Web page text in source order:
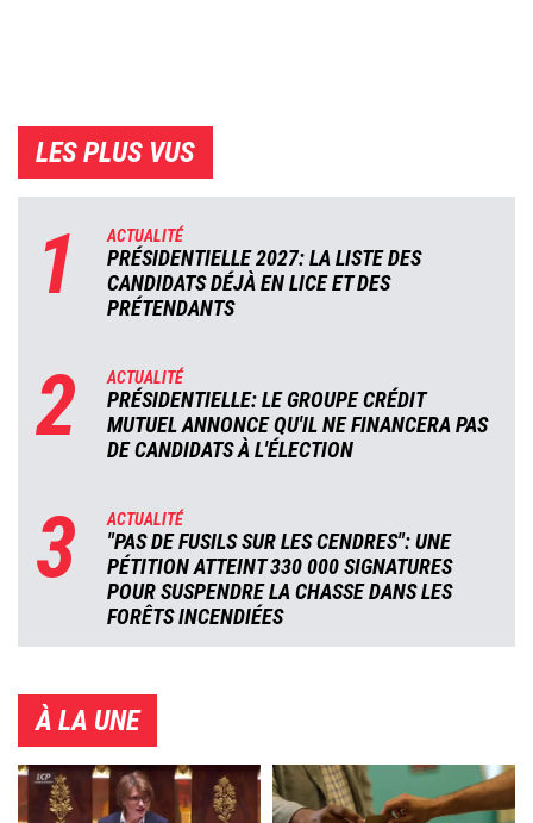
LES PLUS VUS
1 ACTUALITÉ
PRÉSIDENTIELLE 2027: LA LISTE DES
CANDIDATS DÉJÀ EN LICE ET DES
PRÉTENDANTS
2 ACTUALITÉ
PRÉSIDENTIELLE: LE GROUPE CRÉDIT
MUTUEL ANNONCE QU'IL NE FINANCERA PAS
DE CANDIDATS À L'ÉLECTION
3 ACTUALITÉ
"PAS DE FUSILS SUR LES CENDRES": UNE
PÉTITION ATTEINT 330 000 SIGNATURES
POUR SUSPENDRE LA CHASSE DANS LES
FORÊTS INCENDIÉES
À LA UNE
Image Image